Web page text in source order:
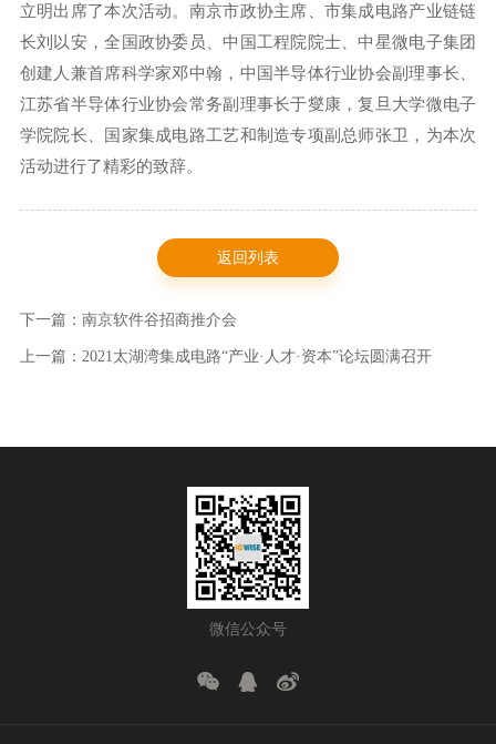
立明出席了本次活动。南京市政协主席、市集成电路产业链链
长刘以安，全国政协委员、中国工程院院士、中星微电子集团
创建人兼首席科学家邓中翰，中国半导体行业协会副理事长、
江苏省半导体行业协会常务副理事长于燮康，复旦大学微电子
学院院长、国家集成电路工艺和制造专项副总师张卫，为本次
活动进行了精彩的致辞。
返回列表
下一篇：南京软件谷招商推介会
上一篇：2021太湖湾集成电路“产业·人才·资本”论坛圆满召开
微信公众号